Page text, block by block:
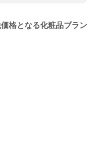
格となる化粧品ブラン